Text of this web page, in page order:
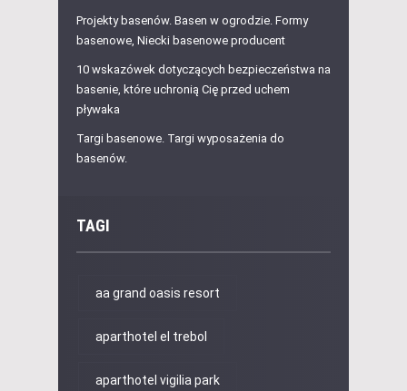
Projekty basenów. Basen w ogrodzie. Formy
basenowe, Niecki basenowe producent
10 wskazówek dotyczących bezpieczeństwa na
basenie, które uchronią Cię przed uchem
pływaka
Targi basenowe. Targi wyposażenia do
basenów.
TAGI
aa grand oasis resort
aparthotel el trebol
aparthotel vigilia park